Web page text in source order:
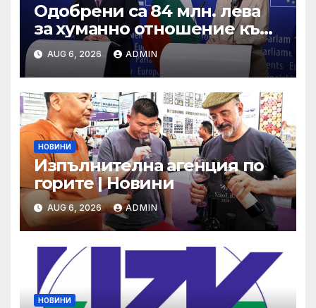
Одобрени са 84 млн. лева
за хуманно отношение към
свине и птици
AUG 6, 2026 ADMIN
НОВИНИ
Изпълнителна агенция по
горите | Новини
AUG 6, 2026 ADMIN
НОВИНИ